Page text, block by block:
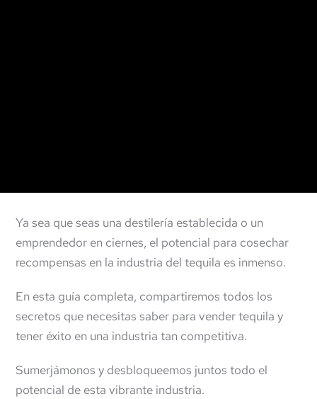
Ya sea que seas una destilería establecida o un
emprendedor en ciernes, el potencial para cosechar
recompensas en la industria del tequila es inmenso.
En esta guía completa, compartiremos todos los
secretos que necesitas saber para vender tequila y
tener éxito en una industria tan competitiva.
Sumerjámonos y desbloqueemos juntos todo el
potencial de esta vibrante industria.